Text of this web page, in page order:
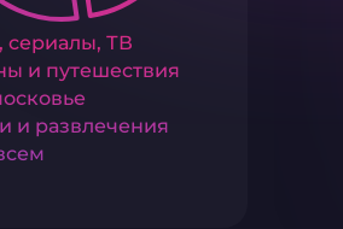
сериалы, ТВ
и путешествия
и развлечения